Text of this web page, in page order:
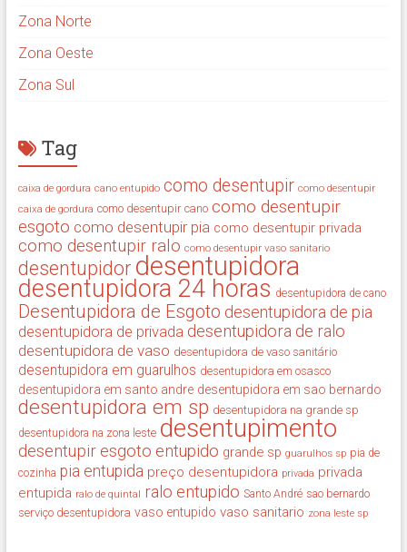
Zona Norte
Zona Oeste
Zona Sul
Tag
caixa de gordura cano entupido como desentupir como desentupir
caixa de gordura como desentupir cano como desentupir
esgoto como desentupir pia como desentupir privada
como desentupir ralo como desentupir vaso sanitario
desentupidor desentupidora
desentupidora 24 horas desentupidora de cano
Desentupidora de Esgoto desentupidora de pia
desentupidora de privada desentupidora de ralo
desentupidora de vaso desentupidora de vaso sanitário
desentupidora em guarulhos desentupidora em osasco
desentupidora em santo andre desentupidora em sao bernardo
desentupidora em sp desentupidora na grande sp
desentupidora na zona leste desentupimento
desentupir esgoto entupido grande sp guarulhos sp pia de
cozinha pia entupida preço desentupidora privada privada
entupida ralo de quintal ralo entupido Santo André sao bernardo
serviço desentupidora vaso entupido vaso sanitario zona leste sp